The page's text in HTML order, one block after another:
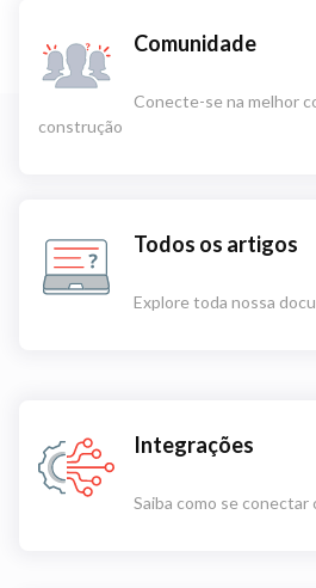
Comunidade
Conecte-se na melhor
construção
Todos os artigos
Explore toda nossa
Integrações
Saiba como se